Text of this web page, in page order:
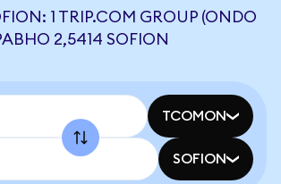
1 TRIP.COM GROUP (ONDO
2,5414 SOFION
TCOMON
SOFION